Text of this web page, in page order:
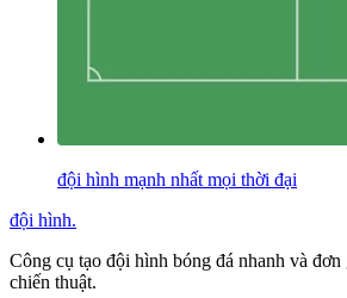
đội hình mạnh nhất mọi thời đại
đội hình.
Công cụ tạo đội hình bóng đá nhanh và đơn
chiến thuật.